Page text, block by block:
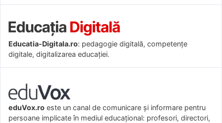
Educatia-Digitala.ro: pedagogie digitală, competențe
digitale, digitalizarea educației.
eduVox.ro este un canal de comunicare și informare pentru
persoane implicate în mediul educațional: profesori, directori,